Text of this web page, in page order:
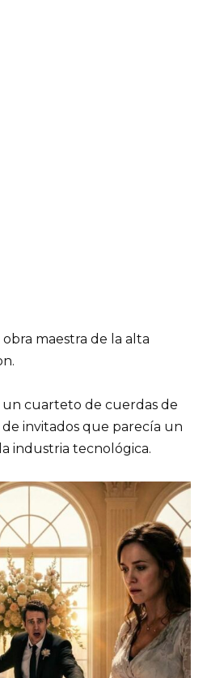
maestra de la alta
un cuarteto de cuerdas de
de invitados que parecía un
industria tecnológica.